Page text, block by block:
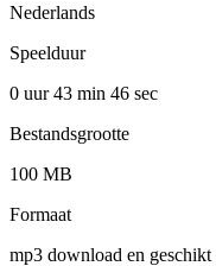
Nederlands
Speelduur
0 uur 43 min 46 sec
Bestandsgrootte
100 MB
Formaat
mp3 download en